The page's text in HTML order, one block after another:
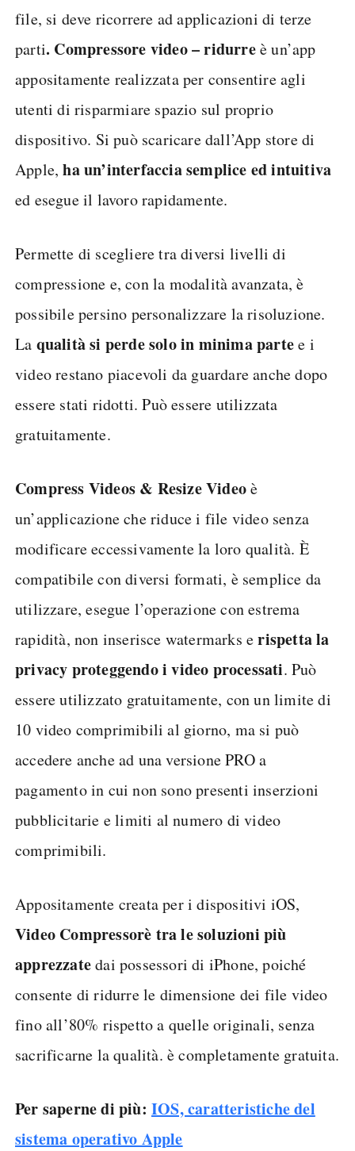
file, si deve ricorrere ad applicazioni di terze
parti. Compressore video – ridurreè un’app
appositamente realizzata per consentire agli
utenti di risparmiare spazio sul proprio
dispositivo. Si può scaricare dall’App store di
Apple,ha un’interfaccia semplice ed intuitiva
ed esegue il lavoro rapidamente.
Permette di scegliere tra diversi livelli di
compressione e, con la modalità avanzata, è
possibile persino personalizzare la risoluzione.
La qualità si perde solo in minima partee i
video restano piacevoli da guardare anche dopo
essere stati ridotti. Può essere utilizzata
gratuitamente.
Compress Videos & Resize Videoè
un’applicazione che riduce i file video senza
modificare eccessivamente la loro qualità. È
compatibile con diversi formati, è semplice da
utilizzare, esegue l’operazione con estrema
rapidità, non inserisce watermarks erispetta la
privacy proteggendo i video processati. Può
essere utilizzato gratuitamente, con un limite di
10 video comprimibili al giorno, ma si può
accedere anche ad una versione PRO a
pagamento in cui non sono presenti inserzioni
pubblicitarie e limiti al numero di video
comprimibili.
Appositamente creata per i dispositivi iOS,
Video Compressorè tra le soluzioni più
apprezzatedai possessori di iPhone, poiché
consente di ridurre le dimensione dei file video
fino all’80% rispetto a quelle originali, senza
sacrificarne la qualità. è completamente gratuita.
Per saperne di più: IOS, caratteristiche del
sistema operativo Apple